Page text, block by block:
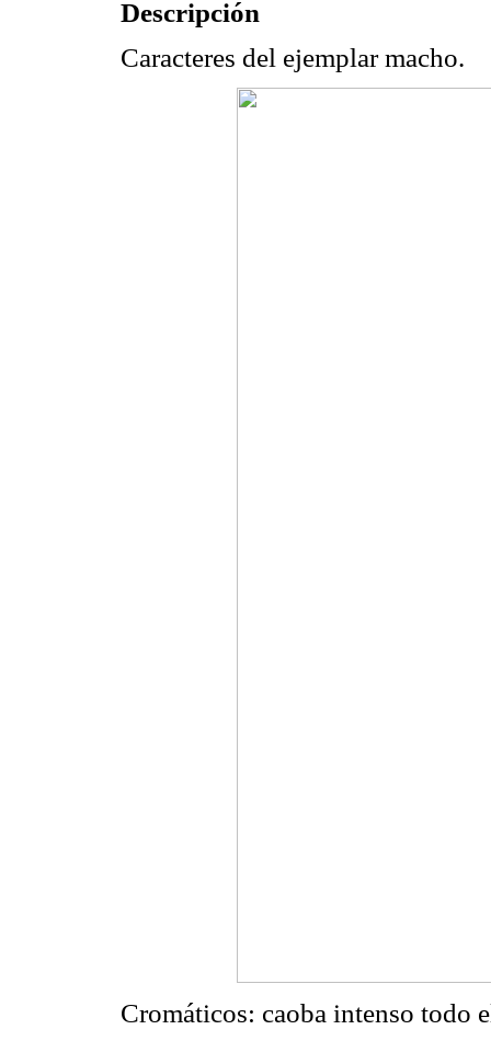
Descripción
Caracteres del ejemplar macho.
Cromáticos: caoba intenso todo